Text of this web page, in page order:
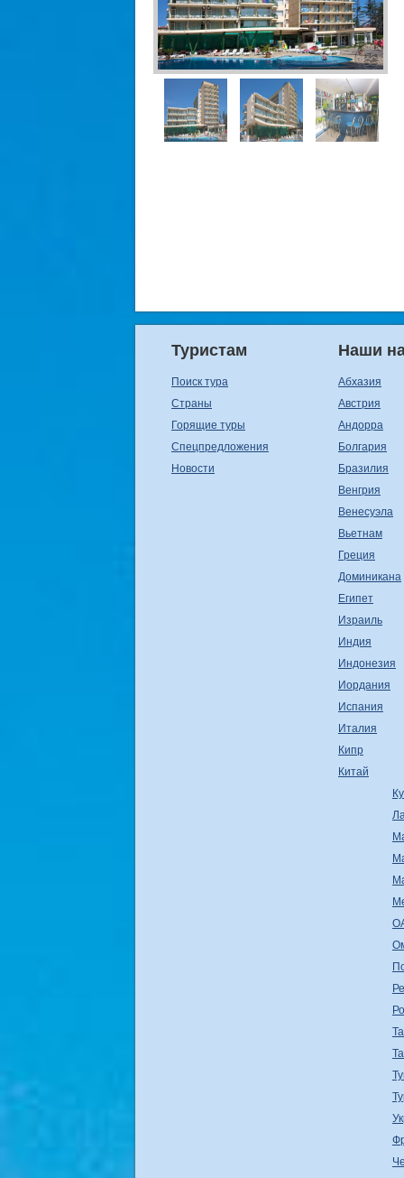
Туристам
Поиск тура
Страны
Горящие туры
Спецпредложения
Новости
Наши
Абхазия
Австрия
Андорра
Болгария
Бразилия
Венгрия
Венесуэла
Вьетнам
Греция
Доминикана
Египет
Израиль
Индия
Индонезия
Иордания
Испания
Италия
Кипр
Китай